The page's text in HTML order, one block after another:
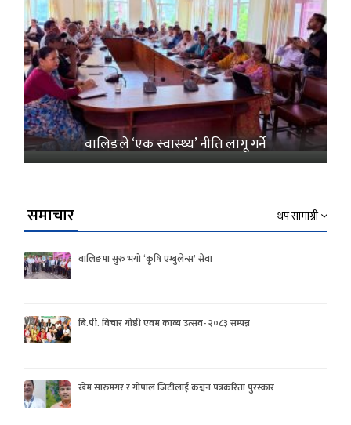
वालिङले ‘एक स्वास्थ्य’ नीति लागू गर्ने
समाचार थप सामाग्री
वालिङमा सुरु भयो ‘कृषि एम्बुलेन्स’ सेवा
बि.पी. विचार गोष्ठी एवम काव्य उत्सव- २०८३ सम्पन्न
खेम सारुमगर र गोपाल जिटीलाई कञ्चन पत्रकरिता पुरस्कार